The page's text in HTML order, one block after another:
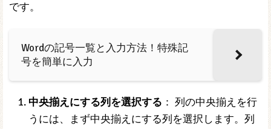
です。
Wordの記号一覧と入力方法！特殊記
号を簡単に入力
中央揃えにする列を選択する ： 列の中央揃えを行
うには、まず中央揃えにする列を選択します。列